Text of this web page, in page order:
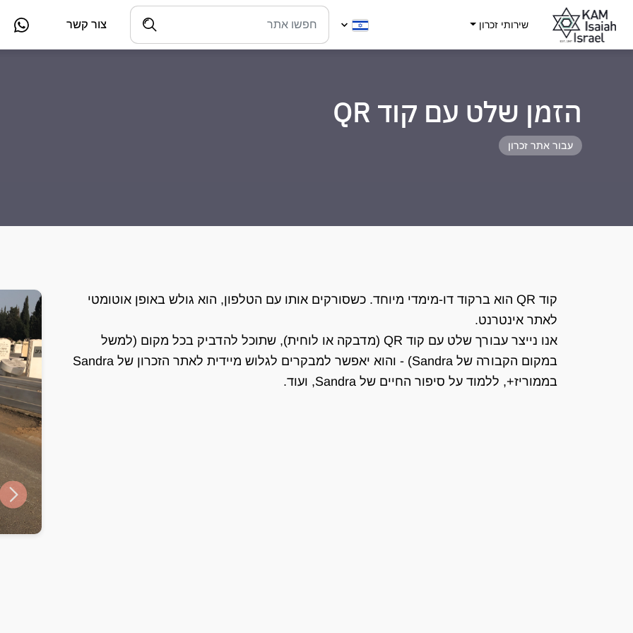
שירותי זכרון צור קשר
הזמן שלט עם קוד QR
עבור אתר זכרון
קוד QR הוא ברקוד דו-מימדי מיוחד. כשסורקים אותו עם הטלפון, הוא גולש באופן אוטומטי
לאתר אינטרנט.
אנו נייצר עבורך שלט עם קוד QR (מדבקה או לוחית), שתוכל להדביק בכל מקום (למשל
במקום הקבורה של Sandra) - והוא יאפשר למבקרים לגלוש מיידית לאתר הזכרון של Sandra
בממוריז+, ללמוד על סיפור החיים של Sandra, ועוד.